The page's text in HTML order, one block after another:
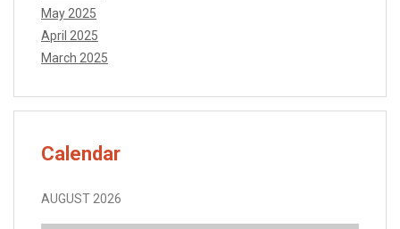
May 2025
April 2025
March 2025
Calendar
AUGUST 2026